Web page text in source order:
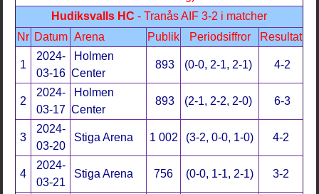
Hudiksvalls HC - Tranås AIF 3-2 i matcher
Nr Datum Arena Publik Periodsiffror Resultat
1
2024-
03-16
Holmen
Center
893 (0-0, 2-1, 2-1) 4-2
2
2024-
03-17
Holmen
Center
893 (2-1, 2-2, 2-0) 6-3
3
2024-
03-20
Stiga Arena 1 002 (3-2, 0-0, 1-0) 4-2
4
2024-
03-21
Stiga Arena 756 (0-0, 1-1, 2-1) 3-2